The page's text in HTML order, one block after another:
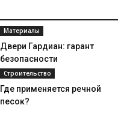
Материалы
Двери Гардиан: гарант
безопасности
Строительство
Где применяется речной
песок?